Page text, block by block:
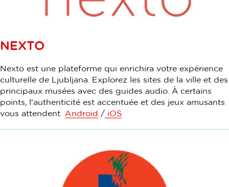
NEXTO
Nexto est une plateforme qui enrichira votre expérience
culturelle de Ljubljana. Explorez les sites de la ville et des
principaux musées avec des guides audio. À certains
points, l'authenticité est accentuée et des jeux amusants
vous attendent. Android / iOS